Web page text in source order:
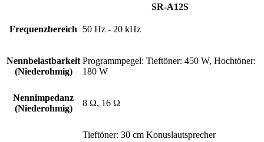
SR-A12S
Frequenzbereich 50 Hz - 20 kHz
Nennbelastbarkeit
(Niederohmig)
Programmpegel: Tieftöner: 450 W, Hochtöner:
180 W
Nennimpedanz
(Niederohmig)
8 Ω, 16 Ω
Tieftöner: 30 cm Konuslautsprecher